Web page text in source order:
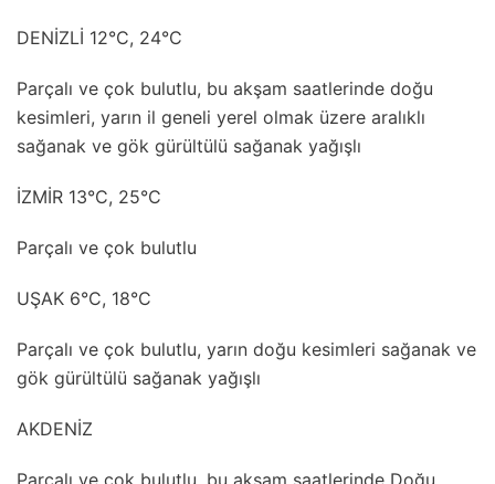
DENİZLİ 12°C, 24°C
Parçalı ve çok bulutlu, bu akşam saatlerinde doğu
kesimleri, yarın il geneli yerel olmak üzere aralıklı
sağanak ve gök gürültülü sağanak yağışlı
İZMİR 13°C, 25°C
Parçalı ve çok bulutlu
UŞAK 6°C, 18°C
Parçalı ve çok bulutlu, yarın doğu kesimleri sağanak ve
gök gürültülü sağanak yağışlı
AKDENİZ